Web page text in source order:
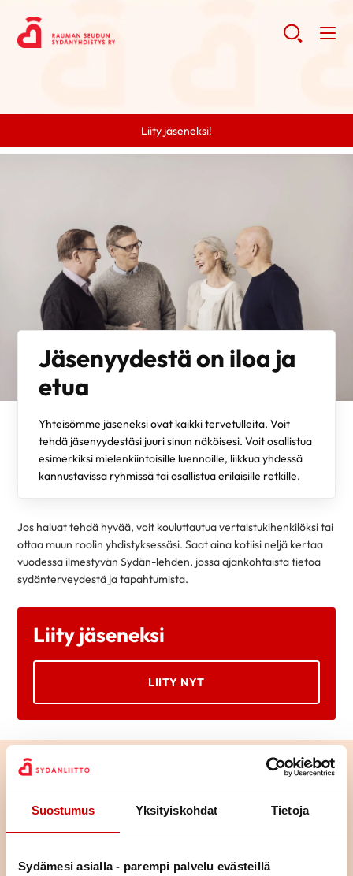
Suostumus Yksityiskohdat Tietoja
Sydämesi asialla - parempi palvelu evästeillä
Liity jäseneksi!
Jäsenyydestä on iloa ja
etua
Yhteisömme jäseneksi ovat kaikki tervetulleita. Voit
tehdä jäsenyydestäsi juuri sinun näköisesi. Voit osallistua
esimerkiksi mielenkiintoisille luennoille, liikkua yhdessä
kannustavissa ryhmissä tai osallistua erilaisille retkille.
Jos haluat tehdä hyvää, voit kouluttautua vertaistukihenkilöksi tai
ottaa muun roolin yhdistyksessäsi. Saat aina kotiisi neljä kertaa
vuodessa ilmestyvän Sydän-lehden, jossa ajankohtaista tietoa
sydänterveydestä ja tapahtumista.
Liity jäseneksi
LIITY NYT